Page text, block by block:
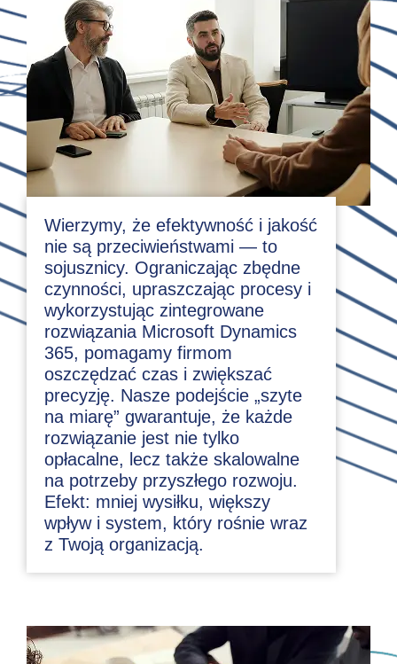
Wierzymy, że efektywność i jakość
nie są przeciwieństwami — to
sojusznicy. Ograniczając zbędne
czynności, upraszczając procesy i
wykorzystując zintegrowane
rozwiązania Microsoft Dynamics
365, pomagamy firmom
oszczędzać czas i zwiększać
precyzję. Nasze podejście „szyte
na miarę” gwarantuje, że każde
rozwiązanie jest nie tylko
opłacalne, lecz także skalowalne
na potrzeby przyszłego rozwoju.
Efekt: mniej wysiłku, większy
wpływ i system, który rośnie wraz
z Twoją organizacją.